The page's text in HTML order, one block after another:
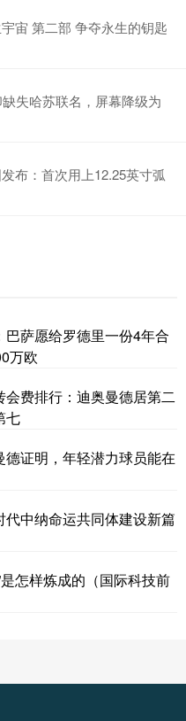
宙 第二部 争夺永生的钥匙
失哈苏联名，屏幕降级为
布：首次用上12.25英寸弧
萨愿给罗德里一份4年合
万欧
费排行：迪奥曼德居第二
七
证明，年轻潜力球员能在
中纳命运共同体建设新篇
怎样炼成的（国际科技前